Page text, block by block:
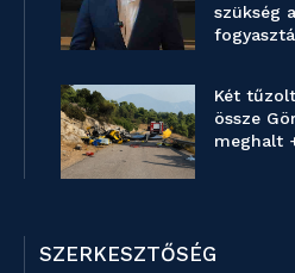
szükség
Két
össze
meghalt
SZERKESZTŐSÉG